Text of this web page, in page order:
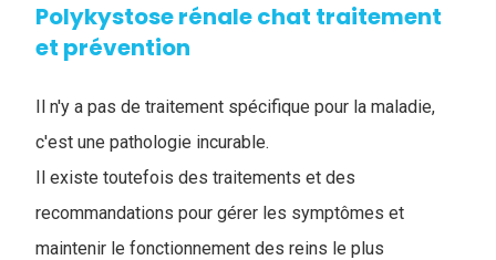
Polykystose rénale chat traitement
et prévention
Il n'y a pas de traitement spécifique pour la maladie,
c'est une pathologie incurable.
Il existe toutefois des traitements et des
recommandations pour gérer les symptômes et
maintenir le fonctionnement des reins le plus